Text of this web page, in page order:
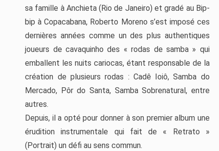
sa famille à Anchieta (Rio de Janeiro) et gradé au Bip-
bip à Copacabana, Roberto Moreno s’est imposé ces
dernières années comme un des plus authentiques
joueurs de cavaquinho des « rodas de samba » qui
emballent les nuits cariocas, étant responsable de la
création de plusieurs rodas : Cadê Ioiô, Samba do
Mercado, Pôr do Santa, Samba Sobrenatural, entre
autres.
Depuis, il a opté pour donner à son premier album une
érudition instrumentale qui fait de « Retrato »
(Portrait) un défi au sens commun.